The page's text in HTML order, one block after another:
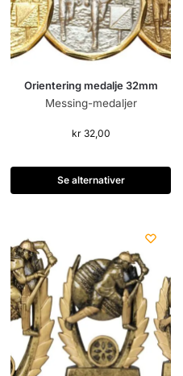
Orientering medalje 32mm
Messing-medaljer
kr32,00
Se alternativer